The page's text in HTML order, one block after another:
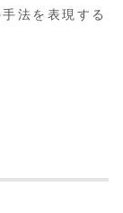
法を表現する